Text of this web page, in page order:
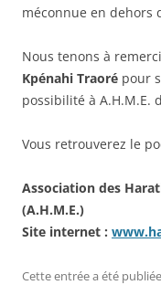
méconnue en dehors
Nous tenons à
Kpénahi Traoré pour
possibilité à A.H.M.E.
Vous retrouverez le
Association des
(A.H.M.E.)
Site internet :
Cette entrée a été